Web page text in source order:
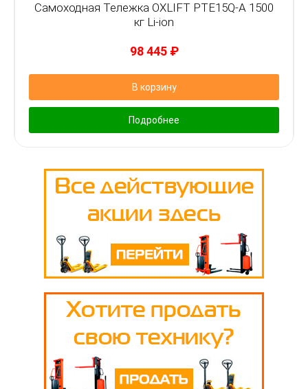
Самоходная Тележка OXLIFT PTE15Q-A 1500
кг Li-ion
98 445 ₽
В корзину
Подробнее